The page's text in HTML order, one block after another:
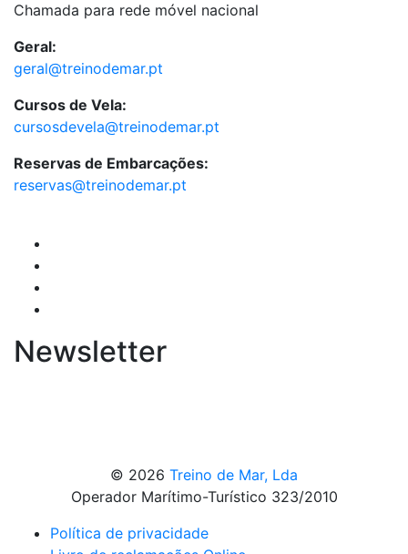
Chamada para rede móvel nacional
Geral:
geral@treinodemar.pt
Cursos de Vela:
cursosdevela@treinodemar.pt
Reservas de Embarcações:
reservas@treinodemar.pt
Newsletter
© 2026 Treino de Mar, Lda
Operador Marítimo-Turístico 323/2010
Política de privacidade